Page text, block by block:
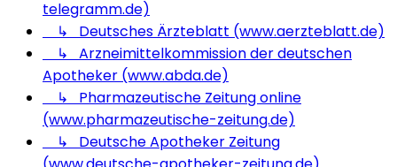
telegramm.de)
↳ Deutsches Ärzteblatt (www.aerzteblatt.de)
↳ Arzneimittelkommission der deutschen
Apotheker (www.abda.de)
↳ Pharmazeutische Zeitung online
(www.pharmazeutische-zeitung.de)
↳ Deutsche Apotheker Zeitung